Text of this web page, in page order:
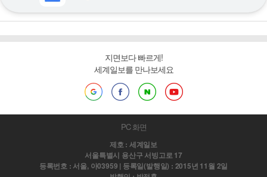
지면보다 빠르게!
세계일보를 만나보세요
PC 화면
제호 : 세계일보
서울특별시 용산구 서빙고로 17
등록번호 : 서울, 아03959 | 등록일(발행일) : 2015년 11월 2일